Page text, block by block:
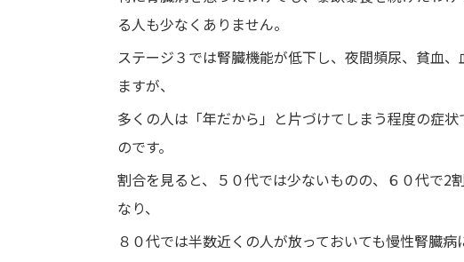
る人も少なくありません。
ステージ３では腎臓機能が低下し、夜間頻尿、貧血
ますが、
多くの人は「年だから」と片づけてしまう程度の症
のです。
割合を見ると、５０代では少ないものの、６０代で2
なり、
８０代では半数近くの人が放っておいても慢性腎臓病